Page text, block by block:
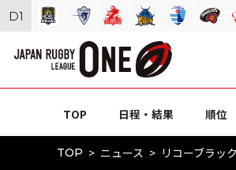
TOP 日程・結果 順位
TOP ニュース リコーブラッ
D1